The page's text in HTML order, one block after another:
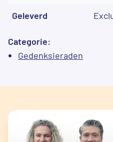
Geleverd
Categorie:
Gedenksieraden